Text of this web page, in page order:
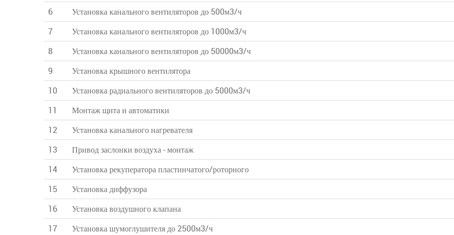
6
Установка канального вентиляторов до 500м3/ч
7
Установка канального вентиляторов до 1000м3/ч
8
Установка канального вентиляторов до 50000м3/ч
9
Установка крышного вентилятора
10
Установка радиального вентиляторов до 5000м3/ч
11
Монтаж щита и автоматики
12
Установка канального нагревателя
13
Привод заслонки воздуха - монтаж
14
Установка рекуператора пластинчатого/роторного
15
Установка диффузора
16
Установка воздушного клапана
17
Установка шумоглушителя до 2500м3/ч